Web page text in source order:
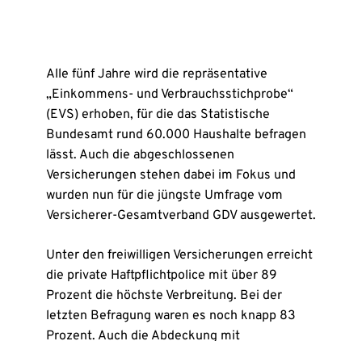
Alle fünf Jahre wird die repräsentative
„Einkommens- und Verbrauchsstichprobe“
(EVS) erhoben, für die das Statistische
Bundesamt rund 60.000 Haushalte befragen
lässt. Auch die abgeschlossenen
Versicherungen stehen dabei im Fokus und
wurden nun für die jüngste Umfrage vom
Versicherer-Gesamtverband GDV ausgewertet.
Unter den freiwilligen Versicherungen erreicht
die private Haftpflichtpolice mit über 89
Prozent die höchste Verbreitung. Bei der
letzten Befragung waren es noch knapp 83
Prozent. Auch die Abdeckung mit